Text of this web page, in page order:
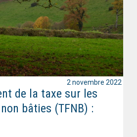
de la taxe sur les
bâties (TFNB) :
2 novembre 2022